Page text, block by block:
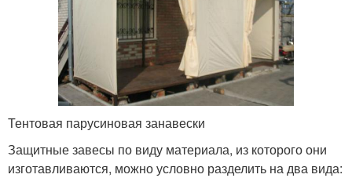
Тентовая парусиновая занавески
Защитные завесы по виду материала, из которого они
изготавливаются, можно условно разделить на два вида: